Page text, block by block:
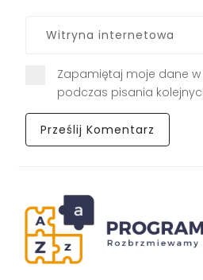
Zapamiętaj moje dane
podczas pisania